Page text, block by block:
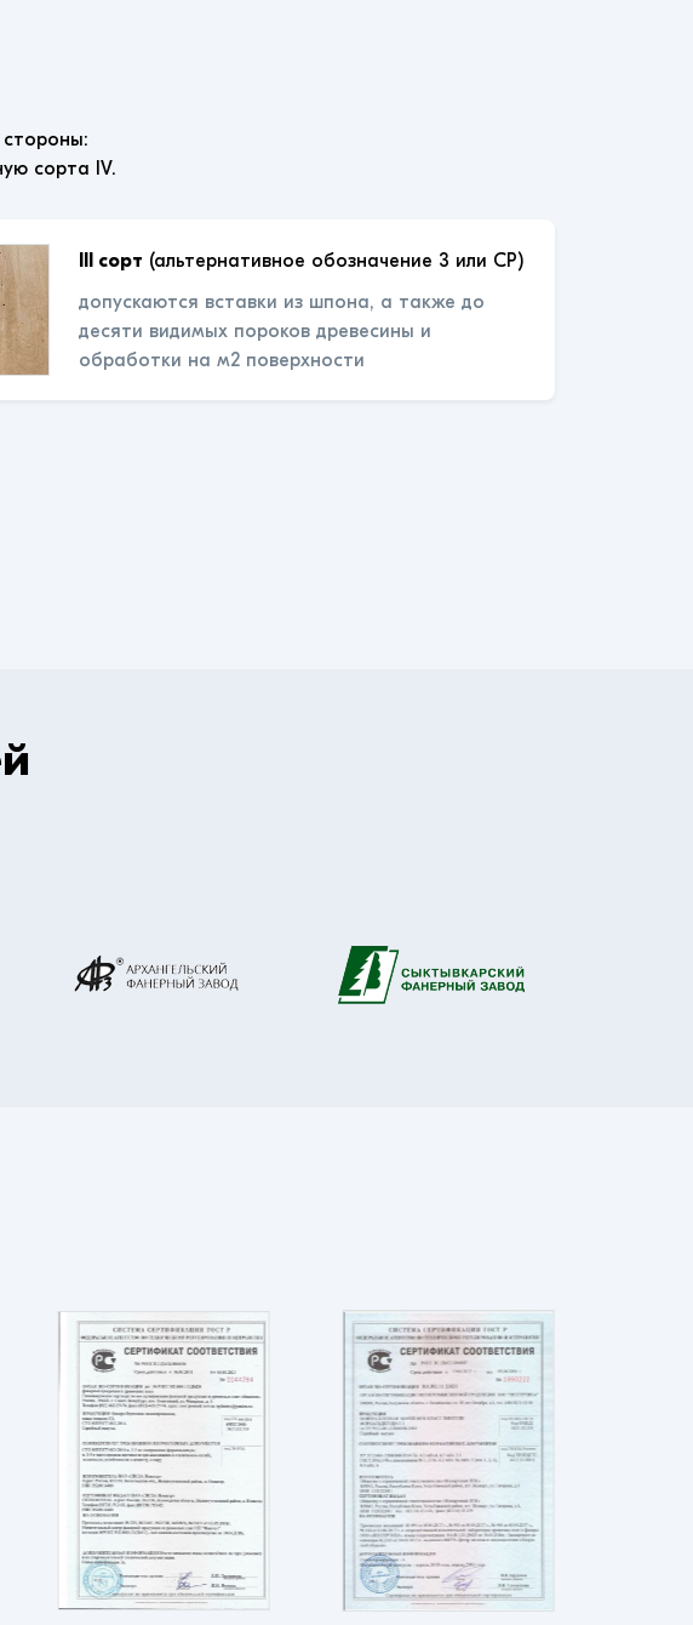
сорта IV.
III сорт (альтернативное обозначение 3 или СР)
допускаются вставки из шпона, а также до
десяти видимых пороков древесины и
обработки на м2 поверхности